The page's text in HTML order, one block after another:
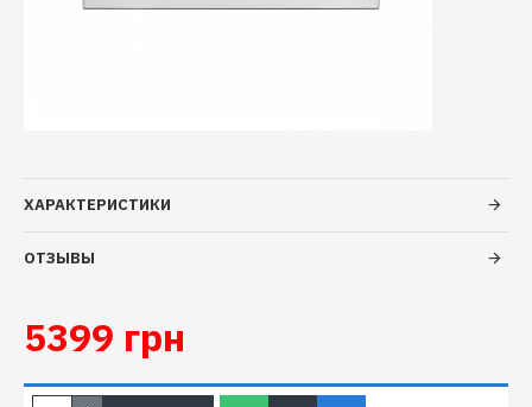
ХАРАКТЕРИСТИКИ
ОТЗЫВЫ
5399 грн